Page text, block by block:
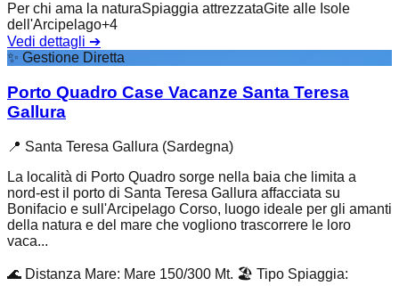
Per chi ama la naturaSpiaggia attrezzataGite alle Isole
dell'Arcipelago+4
Vedi dettagli ➔
✨ Gestione Diretta
Porto Quadro Case Vacanze Santa Teresa
Gallura
📍 Santa Teresa Gallura (Sardegna)
La località di Porto Quadro sorge nella baia che limita a
nord-est il porto di Santa Teresa Gallura affacciata su
Bonifacio e sull'Arcipelago Corso, luogo ideale per gli amanti
della natura e del mare che vogliono trascorrere le loro
vaca...
🌊 Distanza Mare: Mare 150/300 Mt. 🏖️ Tipo Spiaggia: